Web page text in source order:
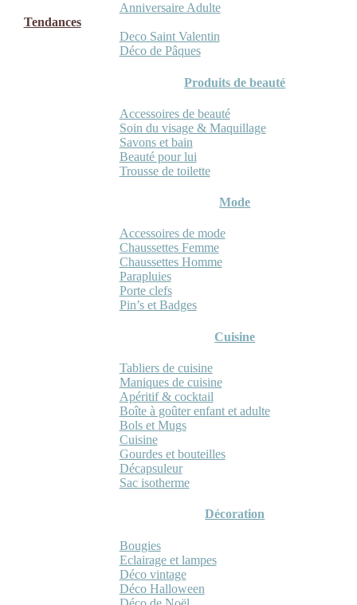
Anniversaire Adulte
Tendances
Deco Saint Valentin
Déco de Pâques
Produits de beauté
Accessoires de beauté
Soin du visage & Maquillage
Savons et bain
Beauté pour lui
Trousse de toilette
Mode
Accessoires de mode
Chaussettes Femme
Chaussettes Homme
Parapluies
Porte clefs
Pin’s et Badges
Cuisine
Tabliers de cuisine
Maniques de cuisine
Apéritif & cocktail
Boîte à goûter enfant et adulte
Bols et Mugs
Cuisine
Gourdes et bouteilles
Décapsuleur
Sac isotherme
Décoration
Bougies
Eclairage et lampes
Déco vintage
Déco Halloween